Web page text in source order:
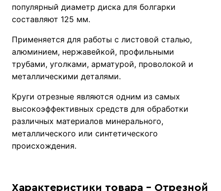
популярный диаметр диска для болгарки
составляют 125 мм.
Применяется для работы с листовой сталью,
алюминием, нержавейкой, профильными
трубами, уголками, арматурой, проволокой и
металлическими деталями.
Круги отрезные являются одним из самых
высокоэффективных средств для обработки
различных материалов минерального,
металлического или синтетического
происхождения.
Характеристики товара - Отрезной